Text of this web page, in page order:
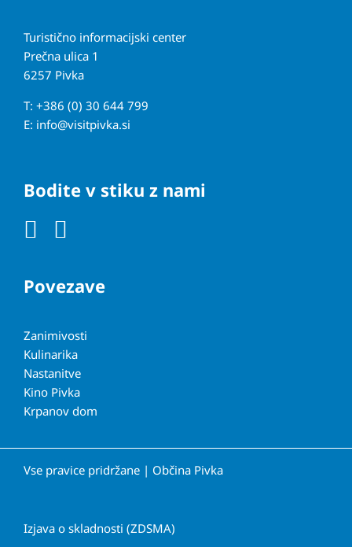
Turistično informacijski center
Prečna ulica 1
6257 Pivka
T: +386 (0) 30 644 799
E: info@visitpivka.si
Bodite v stiku z nami
Povezave
Zanimivosti
Kulinarika
Nastanitve
Kino Pivka
Krpanov dom
Vse pravice pridržane | Občina Pivka
Izjava o skladnosti (ZDSMA)